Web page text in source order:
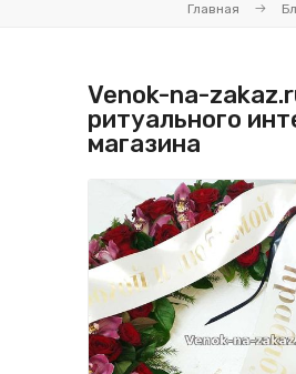
Главная
Venok-na-
ритуального
магазина